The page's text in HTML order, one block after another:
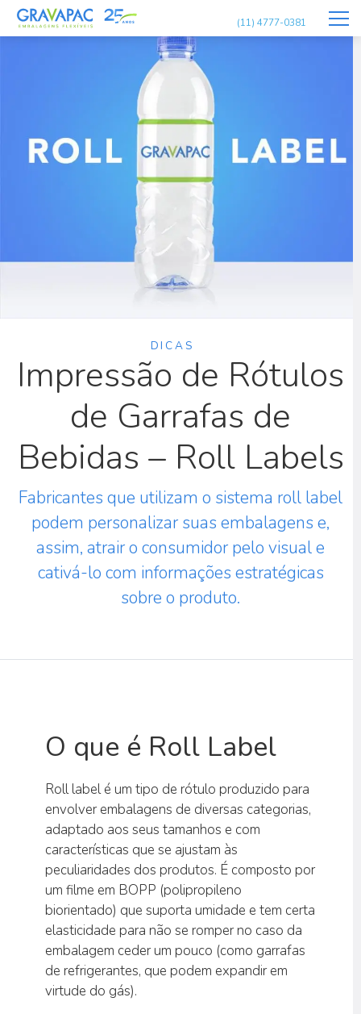
(11) 4777-0381
DICAS
Impressão de Rótulos
de Garrafas de
Bebidas – Roll Labels
Fabricantes que utilizam o sistema roll label
podem personalizar suas embalagens e,
assim, atrair o consumidor pelo visual e
cativá-lo com informações estratégicas
sobre o produto.
O que é Roll Label
Roll label é um tipo de rótulo produzido para
envolver embalagens de diversas categorias,
adaptado aos seus tamanhos e com
características que se ajustam às
peculiaridades dos produtos. É composto por
um filme em BOPP (polipropileno
biorientado) que suporta umidade e tem certa
elasticidade para não se romper no caso da
embalagem ceder um pouco (como garrafas
de refrigerantes, que podem expandir em
virtude do gás).